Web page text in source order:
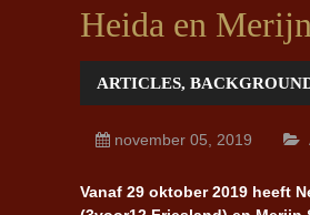
Heida en
ARTICLES,
november 05, 2019
Vanaf 29 oktober 2019 heeft